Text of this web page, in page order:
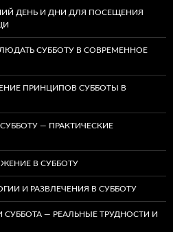
ДЕНЬ И ДНИ ДЛЯ ПОСЕЩЕНИЯ
СУББОТУ В СОВРЕМЕННОЕ
ПРИНЦИПОВ СУББОТЫ В
— ПРАКТИЧЕСКИЕ
В СУББОТУ
И РАЗВЛЕЧЕНИЯ В СУББОТУ
СУББОТА — РЕАЛЬНЫЕ ТРУДНОСТИ И